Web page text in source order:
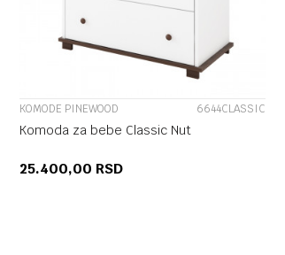
KOMODE PINEWOOD 6644CLASSIC
Komoda za bebe Classic Nut
25.400,00 RSD